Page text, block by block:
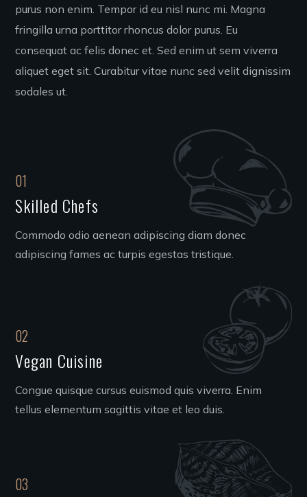
purus non enim. Tempor id eu nisl nunc mi. Magna
fringilla urna porttitor rhoncus dolor purus. Eu
consequat ac felis donec et. Sed enim ut sem viverra
aliquet eget sit. Curabitur vitae nunc sed velit dignissim
sodales ut.
01
Skilled Chefs
Commodo odio aenean adipiscing diam donec
adipiscing fames ac turpis egestas tristique.
02
Vegan Cuisine
Congue quisque cursus euismod quis viverra. Enim
tellus elementum sagittis vitae et leo duis.
03